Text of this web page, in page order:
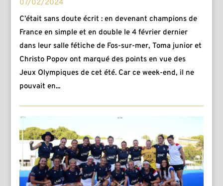
07/02/2024
C’était sans doute écrit : en devenant champions de
France en simple et en double le 4 février dernier
dans leur salle fétiche de Fos-sur-mer, Toma junior et
Christo Popov ont marqué des points en vue des
Jeux Olympiques de cet été. Car ce week-end, il ne
pouvait en...